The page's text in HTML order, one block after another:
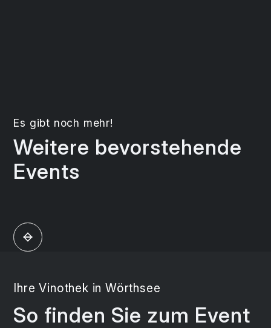
Es gibt noch mehr!
Weitere bevorstehende
Events
Ihre Vinothek in Wörthsee
So finden Sie zum Event